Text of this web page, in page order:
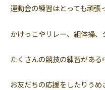
運動会の練習はとっても頑張
かけっこやリレー、組体操、
たくさんの競技の練習がある
お友だちの応援をしたりう